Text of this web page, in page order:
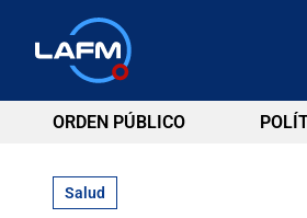
ORDEN PÚBLICO
Salud